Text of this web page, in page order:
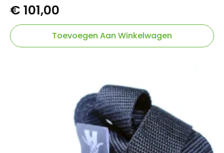
€ 101,00
Toevoegen Aan Winkelwagen